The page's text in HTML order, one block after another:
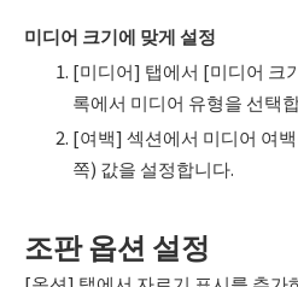
미디어 크기에 맞게 설정
[미디어] 탭에서 [미디어 크
록에서 미디어 유형을 선택
[여백] 섹션에서 미디어 여
쪽) 값을 설정합니다.
조판 옵션 설정